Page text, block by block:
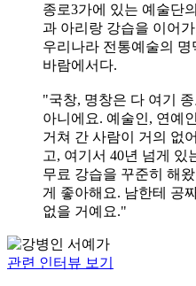
종로3가에 있는 예술단
과 아리랑 강습을 이어
우리나라 전통예술의
바람에서다.
"국창, 명창은 다 여기
아니에요. 예술인, 연예
거쳐 간 사람이 거의 없
고, 여기서 40년 넘게
무료 강습을 꾸준히 해
게 좋아해요. 남한테 공
없을 거예요."
관련 인터뷰 보기